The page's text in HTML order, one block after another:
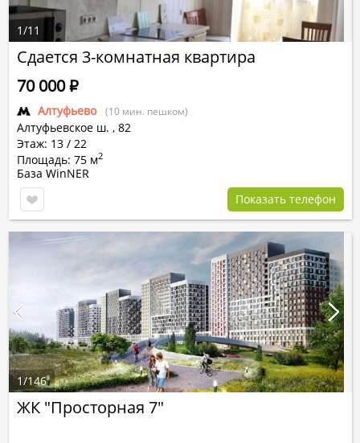
Сдается 3-комнатная квартира
Алтуфьево (10 мин. пешком)
Алтуфьевское ш. , 82
Этаж: 13 / 22
Площадь: 75 м2
70 000Р
База WinNER
Показать телефон
1/11
ЖК "Просторная 7"
1/146